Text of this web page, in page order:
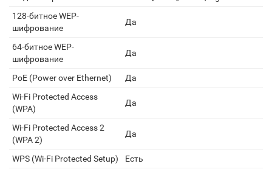
128-битное WEP-
шифрование
Да
64-битное WEP-
шифрование
Да
PoE (Power over Ethernet)
Да
Wi-Fi Protected Access
(WPA)
Да
Wi-Fi Protected Access 2
(WPA 2)
Да
WPS (Wi-Fi Protected Setup) Есть